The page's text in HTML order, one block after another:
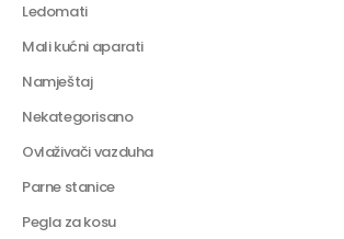
Ledomati
Mali kućni aparati
Namještaj
Nekategorisano
Ovlaživači vazduha
Parne stanice
Pegla za kosu